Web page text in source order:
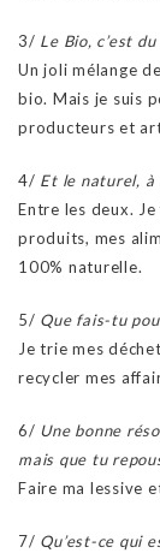
3/ Le Bio, c’est
Un joli mélange
bio. Mais je suis
producteurs et
4/ Et le naturel, à
Entre les deux.
produits, mes
100% naturelle.
5/ Que fais-tu
Je trie mes
recycler mes
6/ Une bonne
mais que tu
Faire ma lessive
7/ Qu’est-ce qui